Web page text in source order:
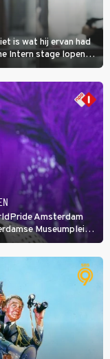
is wat hij ervan had
Intern stage lopen
zet blijkt te zijn.
Amsterdam
Museumplein.
In de jaren 90